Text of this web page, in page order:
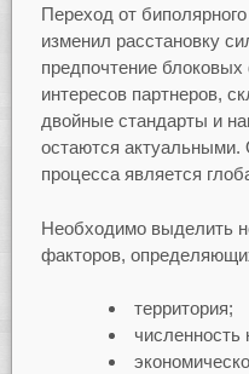
Переход от
изменил расстановку
предпочтение
интересов партнеров,
двойные стандарты и
остаются актуальными.
процесса является
Необходимо выделить
факторов,
территория;
численность